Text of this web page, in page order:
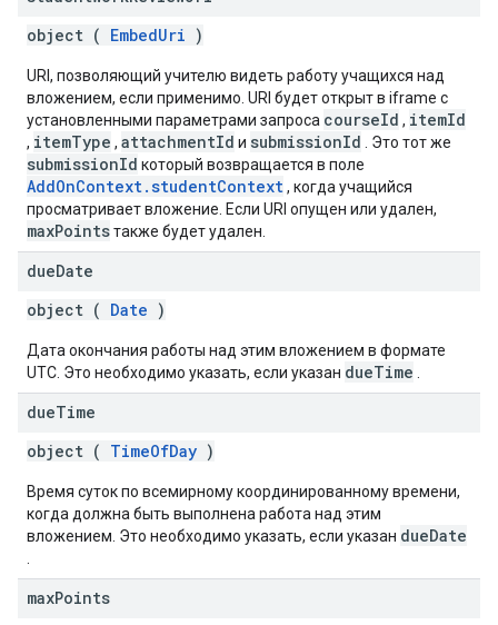
object ( EmbedUri )
URI, позволяющий учителю видеть работу учащихся над
вложением, если применимо. URI будет открыт в iframe с
установленными параметрами запроса courseId , itemId
, itemType , attachmentId и submissionId . Это тот же
submissionId который возвращается в поле
AddOnContext.studentContext, когда учащийся
просматривает вложение. Если URI опущен или удален,
maxPointsтакже будет удален.
dueDate
object ( Date )
Дата окончания работы над этим вложением в формате
UTC. Это необходимо указать, если указан dueTime
dueTime
object ( TimeOfDay )
Время суток по всемирному координированному времени,
когда должна быть выполнена работа над этим
вложением. Это необходимо указать, если указан dueDate
maxPoints